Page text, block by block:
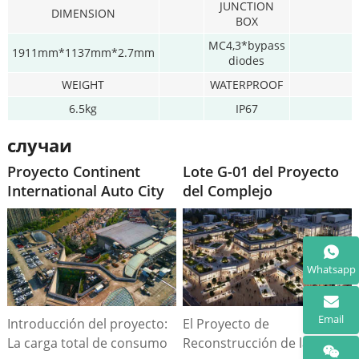
DIMENSION
JUNCTION
BOX
1911mm*1137mm*2.7mm
MC4,3*bypass
diodes
WEIGHT
WATERPROOF
6.5kg
IP67
случаи
Proyecto Continent
International Auto City
Introducción del proyecto:
La carga total de consumo
Lote G-01 del Proyecto
del Complejo
DaJingJiang
El Proyecto de
Reconstrucción de la Aldea
Whatsapp
Email